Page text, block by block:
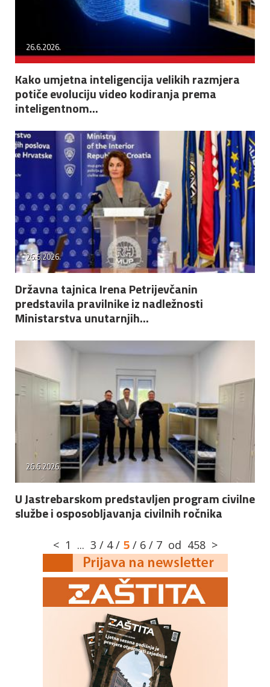
26.6.2026.
Kako umjetna inteligencija velikih razmjera
potiče evoluciju video kodiranja prema
inteligentnom...
26.6.2026.
Državna tajnica Irena Petrijevčanin
predstavila pravilnike iz nadležnosti
Ministarstva unutarnjih...
26.6.2026.
U Jastrebarskom predstavljen program civilne
službe i osposobljavanja civilnih ročnika
< 1 ... 3 / 4 / 5 / 6 / 7 od 458 >